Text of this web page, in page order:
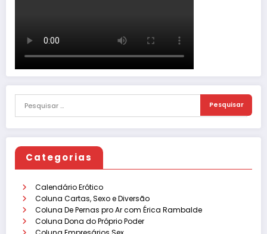
Categorias
Calendário Erótico
Coluna Cartas, Sexo e Diversão
Coluna De Pernas pro Ar com Érica Rambalde
Coluna Dona do Próprio Poder